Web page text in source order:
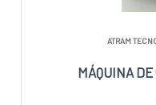
ATRAM
MÁQUINA DE